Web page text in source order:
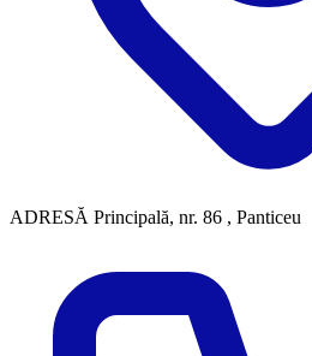
ADRESĂ Principală, nr. 86 , Panticeu